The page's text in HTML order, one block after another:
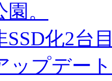
。
SSD化2台
ップデー